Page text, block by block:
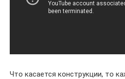
Что касается конструкции, то